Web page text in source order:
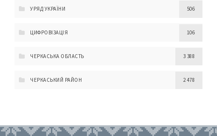
УРЯД УКРАЇНИ 506
ЦИФРОВІЗАЦІЯ 106
ЧЕРКАСЬКА ОБЛАСТЬ 3 388
ЧЕРКАСЬКИЙ РАЙОН 2 478